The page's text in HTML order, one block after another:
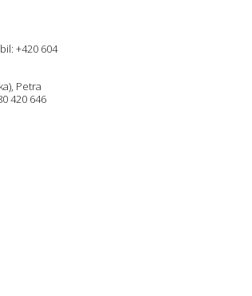
+420 604
Petra
420 646